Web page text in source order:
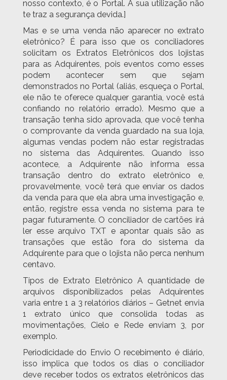
nosso contexto, é o Portal. A sua utilização não
te traz a segurança devida.]
Mas e se uma venda não aparecer no extrato
eletrônico? É para isso que os conciliadores
solicitam os Extratos Eletrônicos dos lojistas
para as Adquirentes, pois eventos como esses
podem acontecer sem que sejam
demonstrados no Portal (aliás, esqueça o Portal,
ele não te oferece qualquer garantia, você está
confiando no relatório errado). Mesmo que a
transação tenha sido aprovada, que você tenha
o comprovante da venda guardado na sua loja,
algumas vendas podem não estar registradas
no sistema das Adquirentes. Quando isso
acontece, a Adquirente não informa essa
transação dentro do extrato eletrônico e,
provavelmente, você terá que enviar os dados
da venda para que ela abra uma investigação e,
então, registre essa venda no sistema para te
pagar futuramente. O conciliador de cartões irá
ler esse arquivo TXT e apontar quais são as
transações que estão fora do sistema da
Adquirente para que o lojista não perca nenhum
centavo.
Tipos de Extrato Eletrônico A quantidade de
arquivos disponibilizados pelas Adquirentes
varia entre 1 a 3 relatórios diários – Getnet envia
1 extrato único que consolida todas as
movimentações, Cielo e Rede enviam 3, por
exemplo.
Periodicidade do Envio O recebimento é diário,
isso implica que todos os dias o conciliador
deve receber todos os extratos eletrônicos das